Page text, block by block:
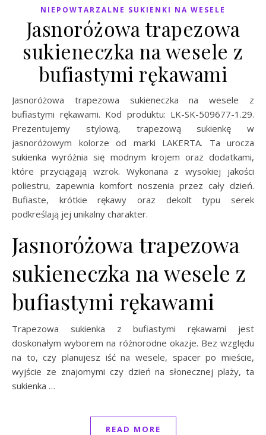
NIEPOWTARZALNE SUKIENKI NA WESELE
Jasnoróżowa trapezowa
sukieneczka na wesele z
bufiastymi rękawami
Jasnoróżowa trapezowa sukieneczka na wesele z
bufiastymi rękawami. Kod produktu: LK-SK-509677-1.29.
Prezentujemy stylową, trapezową sukienkę w
jasnoróżowym kolorze od marki LAKERTA. Ta urocza
sukienka wyróżnia się modnym krojem oraz dodatkami,
które przyciągają wzrok. Wykonana z wysokiej jakości
poliestru, zapewnia komfort noszenia przez cały dzień.
Bufiaste, krótkie rękawy oraz dekolt typu serek
podkreślają jej unikalny charakter.
Jasnoróżowa trapezowa
sukieneczka na wesele z
bufiastymi rękawami
Trapezowa sukienka z bufiastymi rękawami jest
doskonałym wyborem na różnorodne okazje. Bez względu
na to, czy planujesz iść na wesele, spacer po mieście,
wyjście ze znajomymi czy dzień na słonecznej plaży, ta
sukienka …
READ MORE